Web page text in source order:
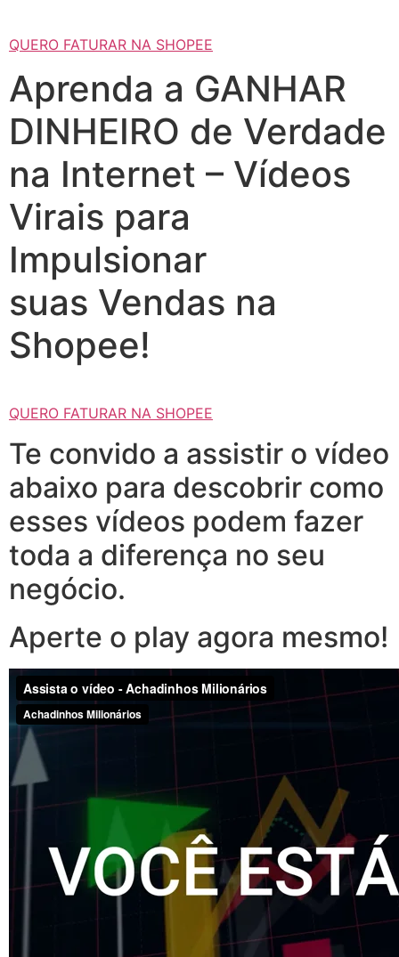
QUERO FATURAR NA SHOPEE
Aprenda a GANHAR
DINHEIRO de Verdade
na Internet – Vídeos
Virais para
Impulsionar
suas Vendas na
Shopee!
QUERO FATURAR NA SHOPEE
Te convido a assistir o vídeo
abaixo para descobrir como
esses vídeos podem fazer
toda a diferença no seu
negócio.
Aperte o play agora mesmo!